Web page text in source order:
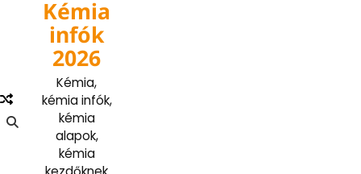
Kémia
infók
2026
Kémia,
kémia infók,
kémia
alapok,
kémia